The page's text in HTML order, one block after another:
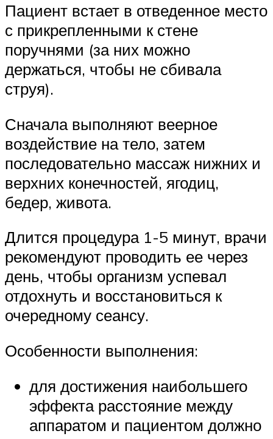
Пациент встает в отведенное место
с прикрепленными к стене
поручнями (за них можно
держаться, чтобы не сбивала
струя).
Сначала выполняют веерное
воздействие на тело, затем
последовательно массаж нижних и
верхних конечностей, ягодиц,
бедер, живота.
Длится процедура 1-5 минут, врачи
рекомендуют проводить ее через
день, чтобы организм успевал
отдохнуть и восстановиться к
очередному сеансу.
Особенности выполнения:
для достижения наибольшего
эффекта расстояние между
аппаратом и пациентом должно